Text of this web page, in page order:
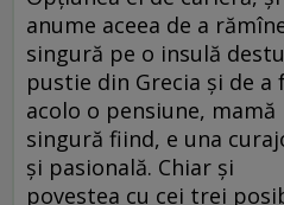
anume aceea de a
singură pe o insulă
pustie din Grecia și de a
acolo o pensiune, mamă
singură fiind, e una
și pasională. Chiar și
povestea cu cei trei